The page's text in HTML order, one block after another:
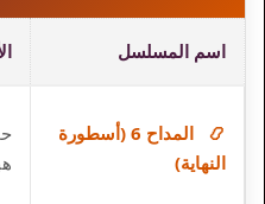
اسم المسلسل
📿
المداح 6 (أسطورة
النهاية)